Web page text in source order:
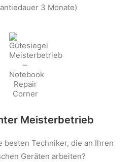
3 Monate)
Meisterbetrieb
besten Techniker, die an Ihren
Geräten arbeiten?